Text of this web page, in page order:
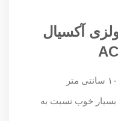
آکسیال
خوب نسبت به